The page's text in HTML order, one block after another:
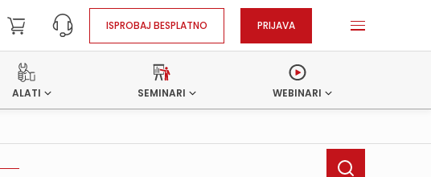
ISPROBAJ BESPLATNO PRIJAVA
ALATI SEMINARI WEBINARI